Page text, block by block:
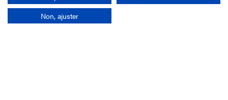
Non, ajuster